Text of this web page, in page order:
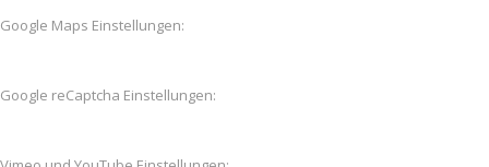
Google Maps Einstellungen:
Google reCaptcha Einstellungen: